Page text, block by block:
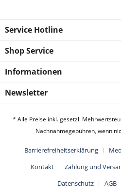
Service Hotline
Shop Service
Informationen
Newsletter
* Alle Preise inkl. gesetzl.
Nachnahmegebühren, wenn
Barrierefreiheitserklärung
Kontakt
Zahlung und
Datenschutz
AGB